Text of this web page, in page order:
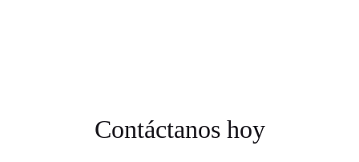
Contáctanos hoy